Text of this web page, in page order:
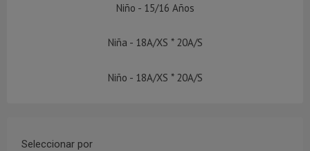
Niño - 15/16 Años
Niña - 18A/XS * 20A/S
Niño - 18A/XS * 20A/S
Seleccionar por